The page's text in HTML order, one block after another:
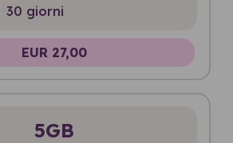
30 giorni
EUR 27,00
5GB